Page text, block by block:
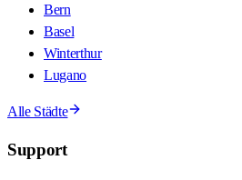
Bern
Basel
Winterthur
Lugano
Alle Städte
Support